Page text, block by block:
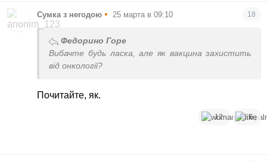
Сумка з негодою • 25 марта в 09:10 18
Федорино Горе
Вибачте будь ласка, але як вакцина захистить
від онкології?
Почитайте, як.
12 6